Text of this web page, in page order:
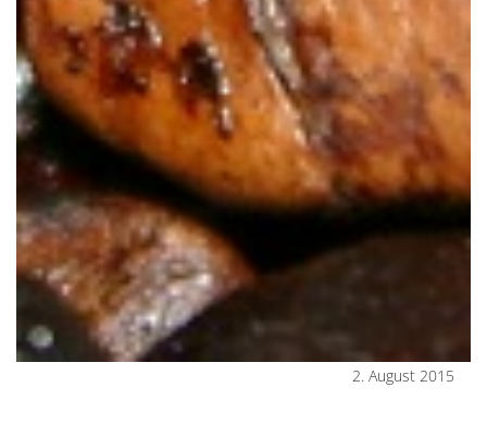
2. August 2015